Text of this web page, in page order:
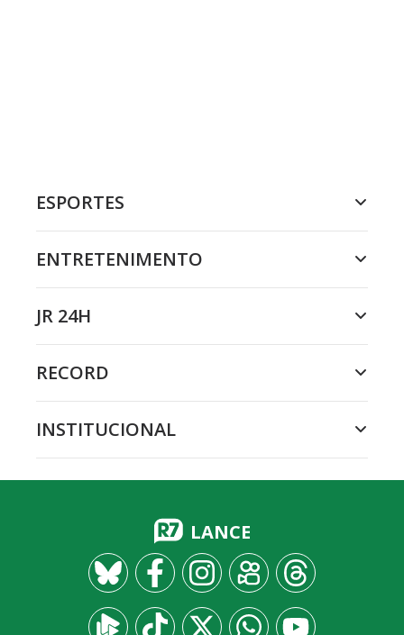
ESPORTES
ENTRETENIMENTO
JR 24H
RECORD
INSTITUCIONAL
LANCE